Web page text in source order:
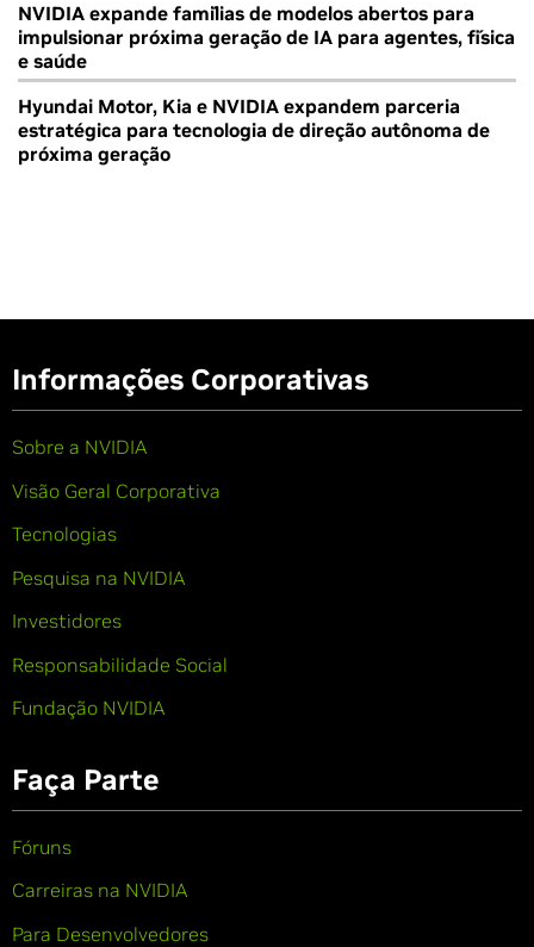
NVIDIA expande famílias de modelos abertos para
impulsionar próxima geração de IA para agentes, física
e saúde
Hyundai Motor, Kia e NVIDIA expandem parceria
estratégica para tecnologia de direção autônoma de
próxima geração
Informações Corporativas
Sobre a NVIDIA
Visão Geral Corporativa
Tecnologias
Pesquisa na NVIDIA
Investidores
Responsabilidade Social
Fundação NVIDIA
Faça Parte
Fóruns
Carreiras na NVIDIA
Para Desenvolvedores